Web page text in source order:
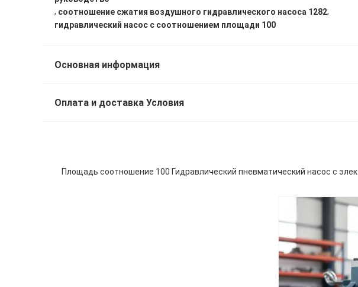
, соотношение сжатия воздушного гидравлического насоса 1282,
гидравлический насос с соотношением площади 100
Основная информация
Оплата и доставка Условия
Площадь соотношение 100 Гидравлический пневматический насос с